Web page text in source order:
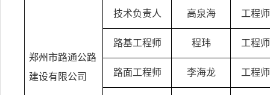
郑州市路通公路
建设有限公司
技术负责人 高泉海 工程师
路基工程师 程玮 工程师
路面工程师 李海龙 工程师